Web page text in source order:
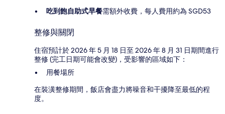
吃到飽自助式早餐需額外收費，每人費用約為 SGD53
整修與關閉
住宿預計於 2026 年 5 月 18 日至 2026 年 8 月 31 日期間進行
整修 (完工日期可能會改變)，受影響的區域如下：
用餐場所
在裝潢整修期間，飯店會盡力將噪音和干擾降至最低的程
度。